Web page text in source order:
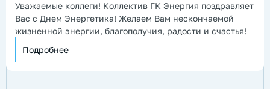
Уважаемые коллеги! Коллектив ГК Энергия поздравляет
Вас с Днем Энергетика! Желаем Вам нескончаемой
жизненной энергии, благополучия, радости и счастья!
Подробнее